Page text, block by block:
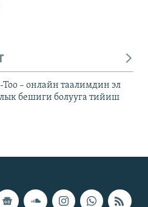
Тоо – онлайн таалимдин эл
бешиги болууга тийиш